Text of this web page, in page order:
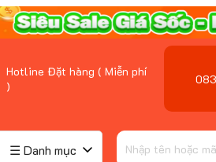
Hotline Đặt hàng ( Miễn phí
)
☰ Danh mục